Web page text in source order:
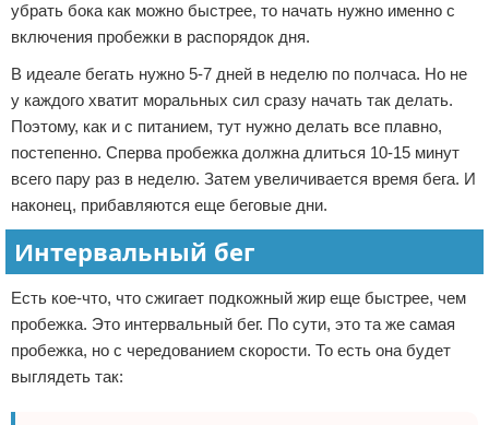
убрать бока как можно быстрее, то начать нужно именно с
включения пробежки в распорядок дня.
В идеале бегать нужно 5-7 дней в неделю по полчаса. Но не
у каждого хватит моральных сил сразу начать так делать.
Поэтому, как и с питанием, тут нужно делать все плавно,
постепенно. Сперва пробежка должна длиться 10-15 минут
всего пару раз в неделю. Затем увеличивается время бега. И
наконец, прибавляются еще беговые дни.
Интервальный бег
Есть кое-что, что сжигает подкожный жир еще быстрее, чем
пробежка. Это интервальный бег. По сути, это та же самая
пробежка, но с чередованием скорости. То есть она будет
выглядеть так: